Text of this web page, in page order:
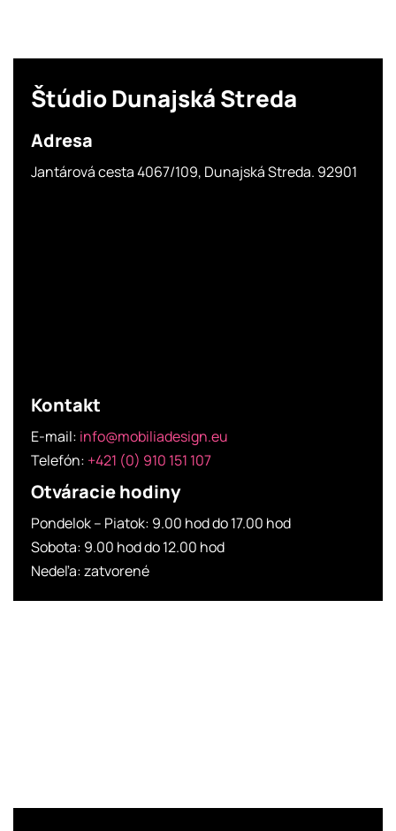
ŠtúdioDunajská Streda
Adresa
Jantárová cesta 4067/109, Dunajská Streda. 92901
Kontakt
E-mail: info@mobiliadesign.eu
Telefón: +421 (0) 910 151 107
Otváracie hodiny
Pondelok – Piatok: 9.00 hod do 17.00 hod
Sobota: 9.00 hod do 12.00 hod
Nedeľa: zatvorené